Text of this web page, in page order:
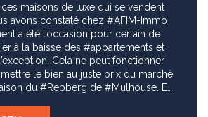
maisons de luxe qui se vendent
a été l’occasion pour certain de
à la baisse des #appartements et
Cela ne peut fonctionner
mettre le bien au juste prix du marché
du #Rebberg de #Mulhouse. En
quand il s’agit de bien familiaux